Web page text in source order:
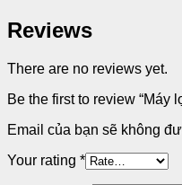
Reviews
There are no reviews yet.
Be the first to review “Máy
Email của bạn sẽ không
Your rating *